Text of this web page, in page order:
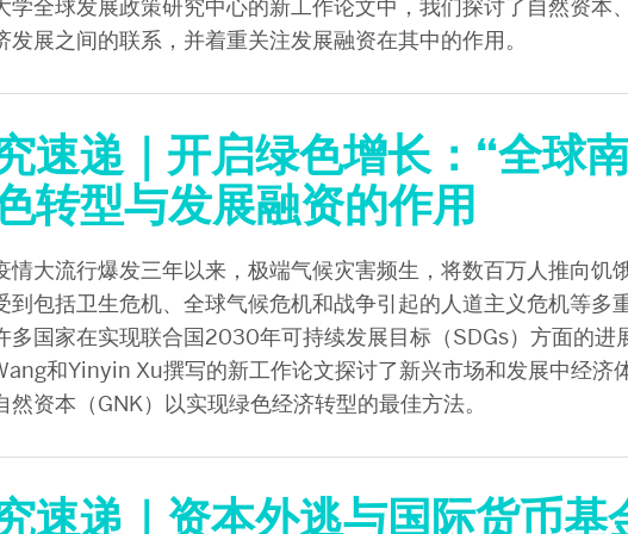
学全球发展政策研究中心的新工作论文中，我们探讨了自然资本
发展之间的联系，并着重关注发展融资在其中的作用。
速递｜开启绿色增长：“全球
转型与发展融资的作用
情大流行爆发三年以来，极端气候灾害频生，将数百万人推向饥
到包括卫生危机、全球气候危机和战争引起的人道主义危机等多
多国家在实现联合国2030年可持续发展目标（SDGs）方面的进
和Yinyin Xu撰写的新工作论文探讨了新兴市场和发展中经济
然资本（GNK）以实现绿色经济转型的最佳方法。
速递｜资本外逃与国际货币基